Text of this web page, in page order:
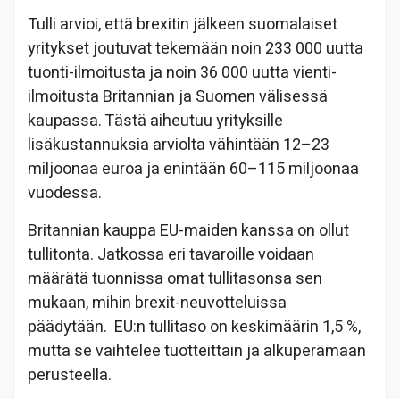
Tulli arvioi, että brexitin jälkeen suomalaiset
yritykset joutuvat tekemään noin 233 000 uutta
tuonti-ilmoitusta ja noin 36 000 uutta vienti-
ilmoitusta Britannian ja Suomen välisessä
kaupassa. Tästä aiheutuu yrityksille
lisäkustannuksia arviolta vähintään 12–23
miljoonaa euroa ja enintään 60–115 miljoonaa
vuodessa.
Britannian kauppa EU-maiden kanssa on ollut
tullitonta. Jatkossa eri tavaroille voidaan
määrätä tuonnissa omat tullitasonsa sen
mukaan, mihin brexit-neuvotteluissa
päädytään. EU:n tullitaso on keskimäärin 1,5 %,
mutta se vaihtelee tuotteittain ja alkuperämaan
perusteella.